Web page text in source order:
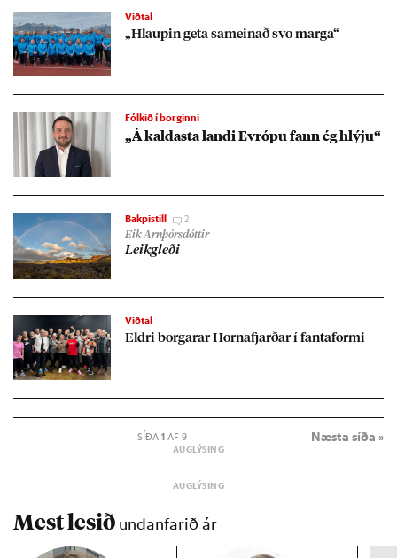
Viðtal
„Hlaup­in geta sam­ein­að svo marga“
Fólkið í borginni
„Á kald­asta landi Evr­ópu fann ég hlýju“
Bakpistill 2
Eik Arnþórsdóttir
Leik­gleði
Viðtal
Eldri borg­ar­ar Horna­fjarð­ar í fanta­formi
SÍÐA 1 AF 9 Næsta síða »
Mest lesið undanfarið ár